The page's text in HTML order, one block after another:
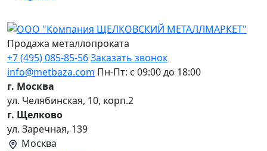
Продажа металлопроката
+7 (495) 085-85-56Заказать звонок
info@metbaza.com Пн-Пт: с 09:00 до 18:00
г. Москва
ул. Челябинская, 10, корп.2
г. Щелково
ул. Заречная, 139
Москва